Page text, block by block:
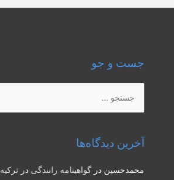
جست و جو
برای:
آخرین دیدگاه‌ها
محمدحسین در گواهینامه رانندگی در ترکیه